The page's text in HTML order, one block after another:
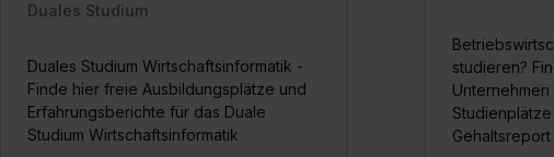
Duales Studium
Duales Studium Wirtschaftsinformatik -
Finde hier freie Ausbildungsplätze und
Erfahrungsberichte für das Duale
Studium Wirtschaftsinformatik
studieren?
Gehaltsreport